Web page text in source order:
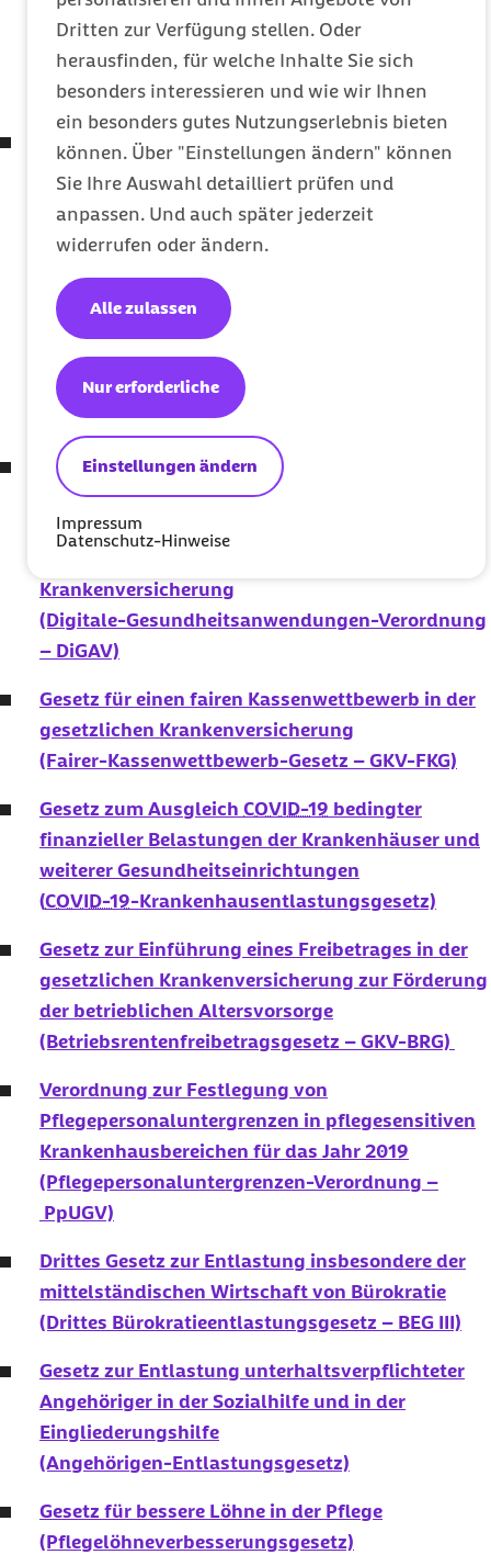
Dritten zur Verfügung stellen. Oder
herausfinden, für welche Inhalte Sie sich
besonders interessieren und wie wir Ihnen
ein besonders gutes Nutzungserlebnis bieten
können. Über "Einstellungen ändern" können
Sie Ihre Auswahl detailliert prüfen und
anpassen. Und auch später jederzeit
widerrufen oder ändern.
Einstellungen ändern
Nur erforderliche
Alle zulassen
Impressum
Datenschutz-Hinweise
Pflegehilfsmittelversorgung
COVID-19-Versorgungsstrukturen-
Schutzverordnung – COVID-19-VSt-SchutzV)
Verordnung über Abweichungen von den
Vorschriften des Fünften Buches
Sozialgesetzbuch, des Apothekengesetzes, der
Apothekenbetriebsordnung, der
Betäubungsmittelgesetzes und der
Betäubungsmittel-Verschreibungsverordnung
infolge derSARS-CoV-2
SARS-CoV-2-
Arzneimittelversorgungsverordnung)
Verordnung über das Verfahren und die
Anforderungen der Prüfung der
Erstattungsfähigkeit digitaler
Krankenversicherung
(Digitale-Gesundheitsanwendungen-Verordnung
– DiGAV)
Gesetz für einen fairen Kassenwettbewerb in der
gesetzlichen Krankenversicherung
(Fairer-Kassenwettbewerb-Gesetz – GKV-FKG)
Gesetz zum Ausgleich COVID-19 bedingter
finanzieller Belastungen der Krankenhäuser und
weiterer Gesundheitseinrichtungen
(COVID-19-Krankenhausentlastungsgesetz)
Gesetz zur Einführung eines Freibetrages in der
gesetzlichen Krankenversicherung zur Förderung
der betrieblichen Altersvorsorge
(Betriebsrentenfreibetragsgesetz – GKV-BRG)
Verordnung zur Festlegung von
Pflegepersonaluntergrenzen in pflegesensitiven
Krankenhausbereichen für das Jahr 2019
(Pflegepersonaluntergrenzen-Verordnung –
PpUGV)
Drittes Gesetz zur Entlastung insbesondere der
mittelständischen Wirtschaft von Bürokratie
(Drittes Bürokratieentlastungsgesetz – BEG III)
Gesetz zur Entlastung unterhaltsverpflichteter
Angehöriger in der Sozialhilfe und in der
Eingliederungshilfe
(Angehörigen-Entlastungsgesetz)
Gesetz für bessere Löhne in der Pflege
(Pflegelöhneverbesserungsgesetz)